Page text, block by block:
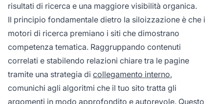
risultati di ricerca e una maggiore visibilità organica.
Il principio fondamentale dietro la siloizzazione è che i
motori di ricerca premiano i siti che dimostrano
competenza tematica. Raggruppando contenuti
correlati e stabilendo relazioni chiare tra le pagine
tramite una strategia di collegamento interno,
comunichi agli algoritmi che il tuo sito tratta gli
argomenti in modo approfondito e autorevole. Questo